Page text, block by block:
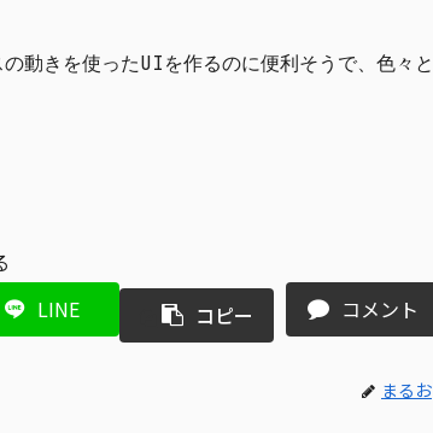
動きを使ったUIを作るのに便利そうで、色々と
LINE コピー コメント
まるお